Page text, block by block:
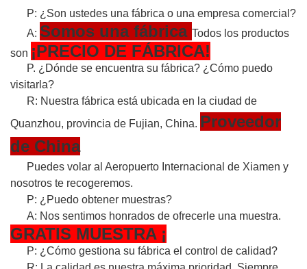
P: ¿Son ustedes una fábrica o una empresa comercial?
A: Somos una fábrica Todos los productos
son ¡PRECIO DE FÁBRICA!
P. ¿Dónde se encuentra su fábrica? ¿Cómo puedo
visitarla?
R: Nuestra fábrica está ubicada en la ciudad de
Quanzhou, provincia de Fujian, China. Proveedor
de China
Puedes volar al Aeropuerto Internacional de Xiamen y
nosotros te recogeremos.
P: ¿Puedo obtener muestras?
A: Nos sentimos honrados de ofrecerle una muestra.
GRATIS MUESTRA ¡
P: ¿Cómo gestiona su fábrica el control de calidad?